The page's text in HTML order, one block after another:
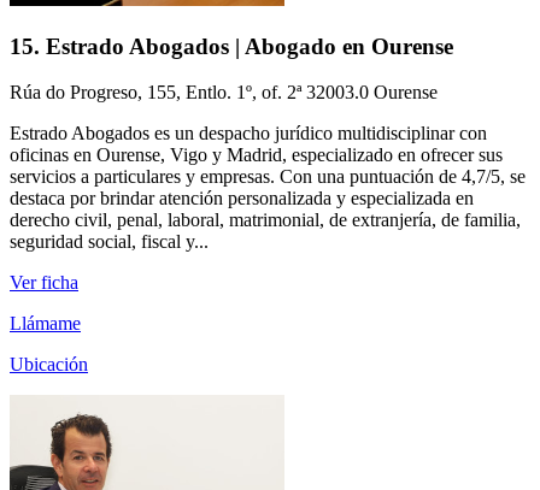
15. Estrado Abogados | Abogado en Ourense
Rúa do Progreso, 155, Entlo. 1º, of. 2ª 32003.0 Ourense
Estrado Abogados es un despacho jurídico multidisciplinar con
oficinas en Ourense, Vigo y Madrid, especializado en ofrecer sus
servicios a particulares y empresas. Con una puntuación de 4,7/5, se
destaca por brindar atención personalizada y especializada en
derecho civil, penal, laboral, matrimonial, de extranjería, de familia,
seguridad social, fiscal y...
Ver ficha
Llámame
Ubicación